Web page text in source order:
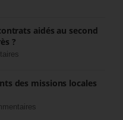
aidés au second
?
des missions locales